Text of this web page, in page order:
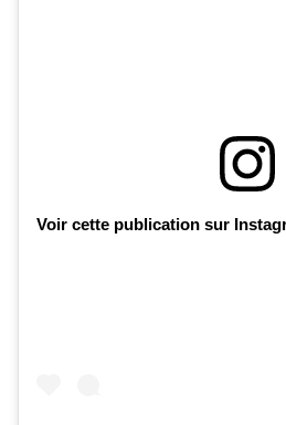
Voir cette publication sur